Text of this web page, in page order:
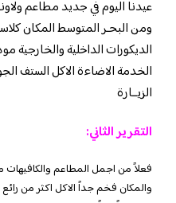
عيدنا اليوم في جديد مطاعم
ومن البحـر المتوسط المكان
الديكورات الداخلية والخارجية
الخدمة الاضاءة الاكل الستف
الزيــارة
التقرير الثاني:
فعلاً من اجمل المطاعم والكافيهات
والمكان فخم جداً الاكل اكثر من